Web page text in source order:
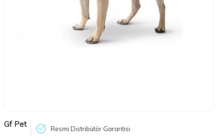
Gf Pet Resmi Distribütör Garantisi